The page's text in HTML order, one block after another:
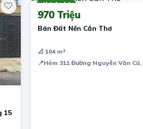
15
Chính chủ
970 Triệu
Bán Đất Nền Cần Thơ
📐 104 m²
📍Hẻm 311 Đường Nguyễn Văn